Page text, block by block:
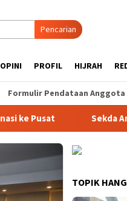
Pencarian
OPINI PROFIL HIJRAH
Formulir Pendataan Anggota
Sekda Anambas
TOPIK